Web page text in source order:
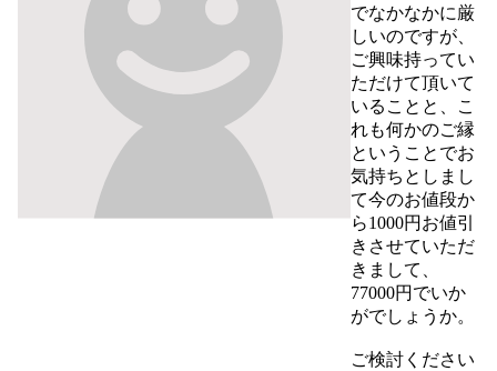
でなかなかに厳
しいのですが、
ご興味持ってい
ただけて頂いて
いることと、こ
れも何かのご縁
ということでお
気持ちとしまし
て今のお値段か
ら1000円お値引
きさせていただ
きまして、
77000円でいか
がでしょうか。
ご検討ください